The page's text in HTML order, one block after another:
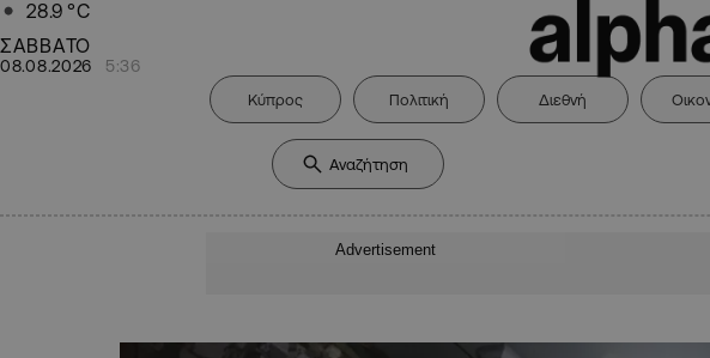
28.9 °C
ΣΑΒΒΑΤΟ
08.08.2026 5:36
Κύπρος Πολιτική Διεθνή
Advertisement